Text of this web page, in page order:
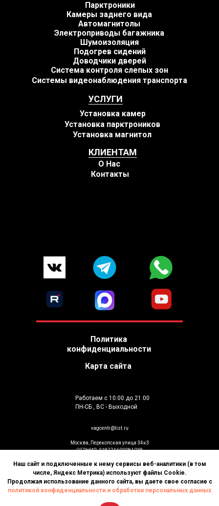
УСЛУГИ
КЛИЕНТАМ
Москва, Перекопская улица 34к3
ОГРНИП: 318774600081038
vagcentr@list.ru
© Установка дополнительного оборудования
2026. Все права защищены
Автомагнитолы
Шумоизоляция
Парктроники
Электроприводы багажника
Система контроля слепых зон
Работаем с 10:00 до 21:00
ПН-СБ , ВС - Выходной
Системы видеонаблюдения транспорта
Политика
конфиденциальности
Карта сайта
Камеры заднего вида
Подогрев сидений
Доводчики дверей
Установка камер
О Нас
Контакты
Установка магнитол
Установка парктроников
Наш сайт и подключенные к нему сервисы веб-аналитики (в том
числе, Яндекс Метрика) используют файлы Cookie.
Продолжая использование данного сайта, вы даете свое согласие с
политикой конфиденциальности и обработки персональных данных